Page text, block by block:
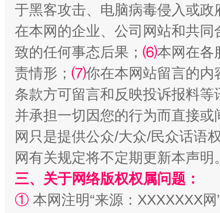
于黑客攻击、电脑病毒侵入或
在本网的企业、公司网站和共
致的任何事态后果； ⑹本网在各
责情形； ⑺你在本网站留言的内
条款方可留言和反映投诉报料
并承担一切因您的行为而直接
网只是提供公众/大众/民众话语
网有关规定将不定期更新本声明
三、关于网络版权权属问题：
① 本网注明“来源：XXXXXXX